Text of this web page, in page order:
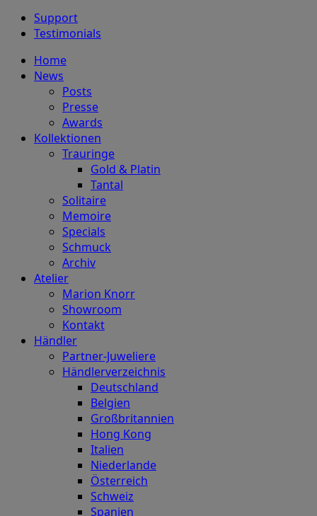
Support
Testimonials
Home
News
Posts
Presse
Awards
Kollektionen
Trauringe
Gold & Platin
Tantal
Solitaire
Memoire
Specials
Schmuck
Archiv
Atelier
Marion Knorr
Showroom
Kontakt
Händler
Partner-Juweliere
Händlerverzeichnis
Deutschland
Belgien
Großbritannien
Hong Kong
Italien
Niederlande
Österreich
Schweiz
Spanien